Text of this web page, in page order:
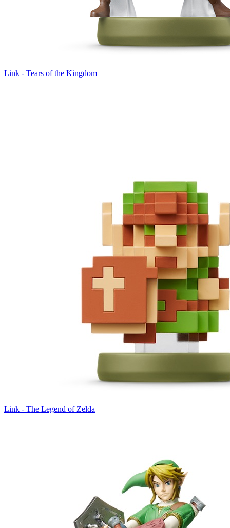
Link - Tears of the Kingdom
Link - The Legend of Zelda